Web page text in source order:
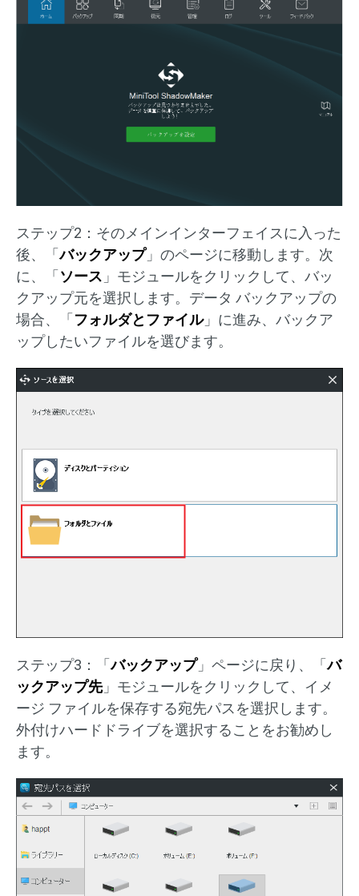
ステップ2：そのメインインターフェイスに入った
後、「バックアップ」のページに移動します。次
に、「 ソース 」モジュールをクリックして、バッ
クアップ元を選択します。データ バックアップの
場合、「 フォルダとファイル」に進み、バックア
ップしたいファイルを選びます。
ステップ3：「バックアップ」ページに戻り、「バ
ックアップ先」モジュールをクリックして、イメ
ージ ファイルを保存する宛先パスを選択します。
外付けハードドライブを選択することをお勧めし
ます。